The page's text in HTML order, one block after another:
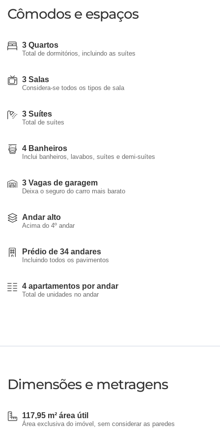
Cômodos e espaços
3 Quartos
Total de dormitórios, incluindo as suítes
3 Salas
Considera-se todos os tipos de sala
3 Suítes
Total de suítes
4 Banheiros
Inclui banheiros, lavabos, suítes e demi-suítes
3 Vagas de garagem
Deixa o seguro do carro mais barato
Andar alto
Acima do 4º andar
Prédio de 34 andares
Incluindo todos os pavimentos
4 apartamentos por andar
Total de unidades no andar
Dimensões e metragens
117,95 m² área útil
Área exclusiva do imóvel, sem considerar as paredes